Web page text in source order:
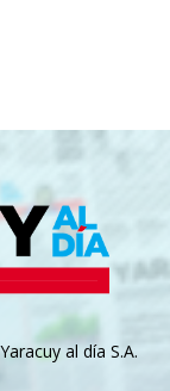
al día S.A.